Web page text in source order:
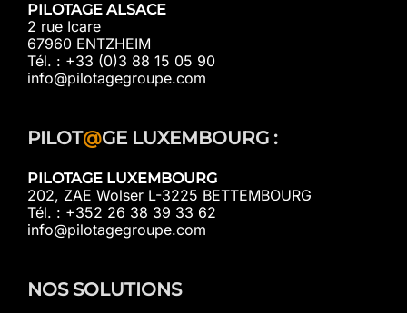
PILOTAGE ALSACE
2 rue Icare
67960 ENTZHEIM
Tél. : +33 (0)3 88 15 05 90
info@pilotagegroupe.com
PILOT@GE LUXEMBOURG :
PILOTAGE LUXEMBOURG
202, ZAE Wolser L-3225 BETTEMBOURG
Tél. : +352 26 38 39 33 62
info@pilotagegroupe.com
NOS SOLUTIONS